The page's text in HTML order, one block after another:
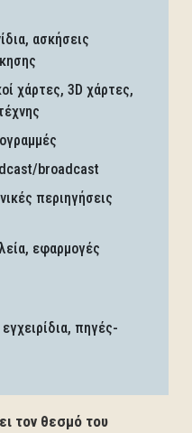
ασκήσεις
χάρτες, 3D χάρτες,
broadcast
περιηγήσεις
εφαρμογές
πηγές-
τον θεσμό του